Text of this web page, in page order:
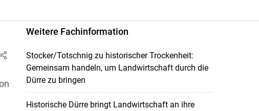
Weitere Fachinformation
Stocker/Totschnig zu historischer Trockenheit:
Gemeinsam handeln, um Landwirtschaft durch die
Dürre zu bringen
Historische Dürre bringt Landwirtschaft an ihre